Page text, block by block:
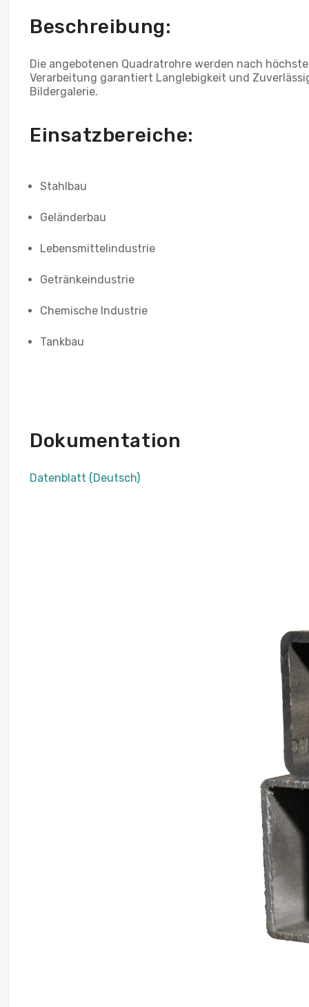
Beschreibung:
Die angebotenen Quadratrohre werden nach
Verarbeitung garantiert Langlebigkeit und
Bildergalerie.
Einsatzbereiche:
Stahlbau
Geländerbau
Lebensmittelindustrie
Getränkeindustrie
Chemische Industrie
Tankbau
Dokumentation
Datenblatt (Deutsch)